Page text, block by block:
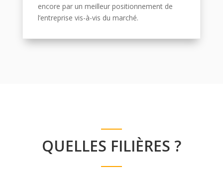
encore par un meilleur positionnement de
l’entreprise vis-à-vis du marché.
QUELLES FILIÈRES ?